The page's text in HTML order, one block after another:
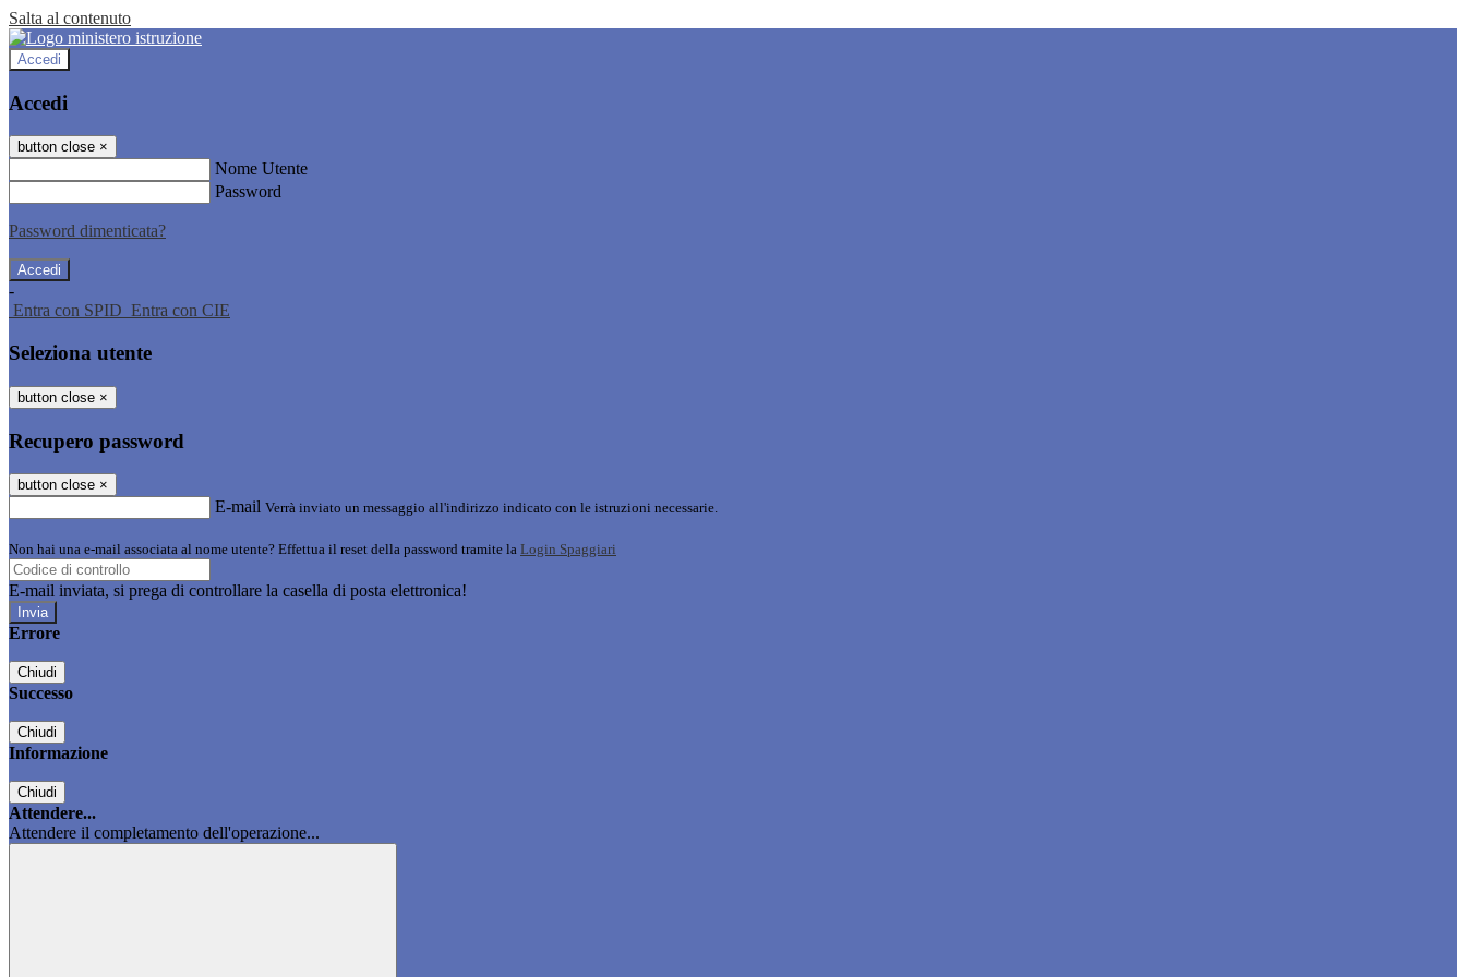
Salta al contenuto
Accedi
Accedi
button close ×
Nome Utente
Password
Password dimenticata?
-
Entra con SPID Entra con CIE
Seleziona utente
button close ×
Recupero password
button close ×
E-mail Verrà inviato un messaggio all'indirizzo indicato con le istruzioni necessarie.
Non hai una e-mail associata al nome utente? Effettua il reset della password tramite la Login Spaggiari
E-mail inviata, si prega di controllare la casella di posta elettronica!
Errore
Chiudi
Successo
Chiudi
Informazione
Chiudi
Attendere...
Attendere il completamento dell'operazione...